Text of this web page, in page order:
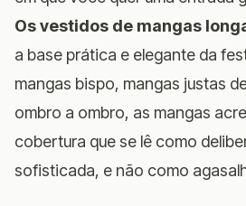
Os vestidos de mangas
a base prática e elegante da
mangas bispo, mangas justas
ombro a ombro, as mangas
cobertura que se lê como
sofisticada, e não como